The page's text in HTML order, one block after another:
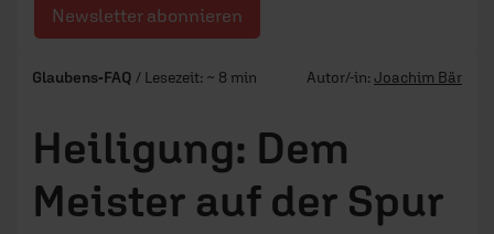
Newsletter abonnieren
Glaubens-FAQ / Lesezeit: ~ 8 min Autor/-in: Joachim Bär
Heiligung: Dem
Meister auf der Spur